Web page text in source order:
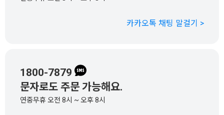
카카오톡 채팅 말걸기 >
1800-7879
문자로도 주문 가능해요.
연중무휴 오전 8시 ~ 오후 8시